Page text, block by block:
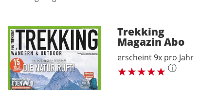
Trekking
MagazinAbo
erscheint 9x pro Jahr
ⓘ